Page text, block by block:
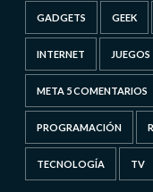
GADGETS GEEK
INTERNET JUEGOS
META 5 COMENTARIOS
PROGRAMACIÓN
TECNOLOGÍA TV